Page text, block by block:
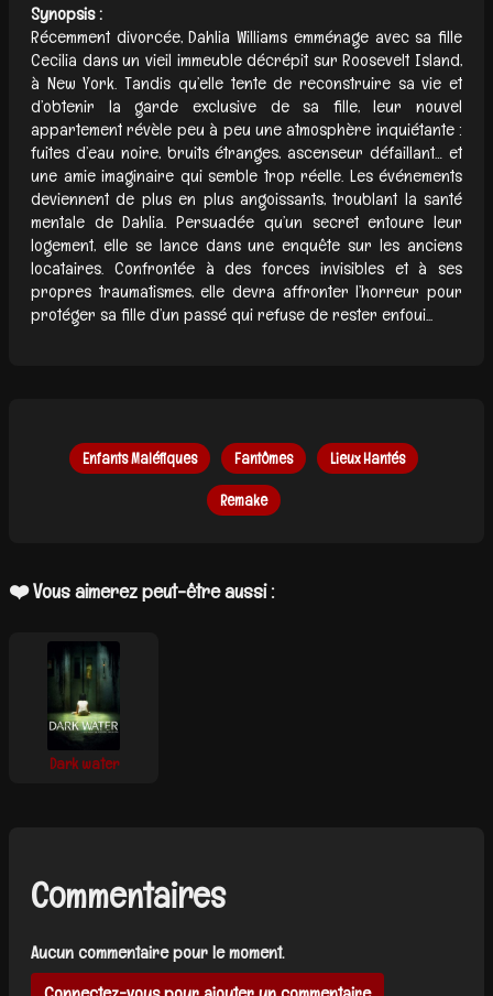
Synopsis :
Récemment divorcée, Dahlia Williams emménage avec sa fille
Cecilia dans un vieil immeuble décrépit sur Roosevelt Island,
à New York. Tandis qu’elle tente de reconstruire sa vie et
d’obtenir la garde exclusive de sa fille, leur nouvel
appartement révèle peu à peu une atmosphère inquiétante :
fuites d’eau noire, bruits étranges, ascenseur défaillant… et
une amie imaginaire qui semble trop réelle. Les événements
deviennent de plus en plus angoissants, troublant la santé
mentale de Dahlia. Persuadée qu’un secret entoure leur
logement, elle se lance dans une enquête sur les anciens
locataires. Confrontée à des forces invisibles et à ses
propres traumatismes, elle devra affronter l’horreur pour
protéger sa fille d’un passé qui refuse de rester enfoui...
Enfants Maléfiques Fantômes Lieux Hantés
Remake
❤️ Vous aimerez peut-être aussi :
Dark water
Commentaires
Aucun commentaire pour le moment.